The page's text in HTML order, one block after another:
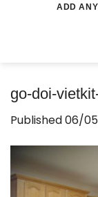
ADD
go-doi-
Published06/